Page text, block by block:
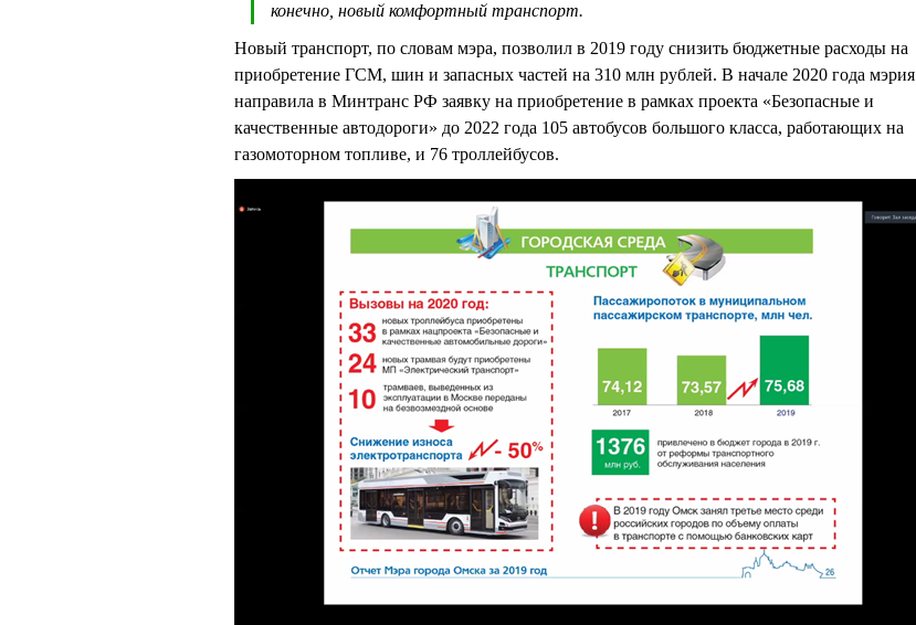
конечно, новый комфортный транспорт.
Новый транспорт, по словам мэра, позволил в 2019 году снизить бюджетные расходы на
приобретение ГСМ, шин и запасных частей на 310 млн рублей. В начале 2020 года мэрия
направила в Минтранс РФ заявку на приобретение в рамках проекта «Безопасные и
качественные автодороги» до 2022 года 105 автобусов большого класса, работающих на
газомоторном топливе, и 76 троллейбусов.